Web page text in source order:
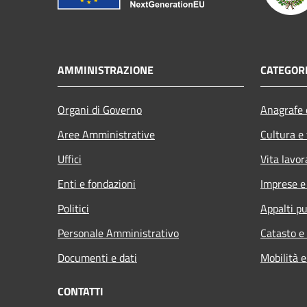
AMMINISTRAZIONE
Organi di Governo
Aree Amministrative
Uffici
Enti e fondazioni
Politici
Personale Amministrativo
Documenti e dati
Cultura
Vita
Imprese
Appalti
Catasto
Mobilità
CONTATTI